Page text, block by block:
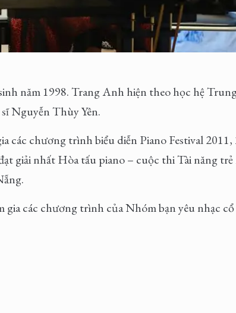
năm 1998. Trang Anh hiện theo học hệ
Nguyễn Thùy Yên.
các chương trình biểu diễn Piano Festival
giải nhất Hòa tấu piano – cuộc thi Tài năng
các chương trình của Nhóm bạn yêu nhạc cổ